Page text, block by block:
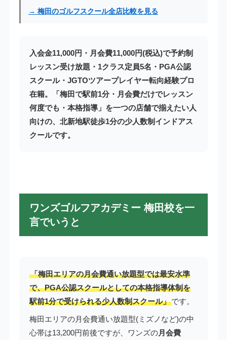
→ 梅田のゴルフスクール全店比較を見る
入会金11,000円・月会費11,000円(税込)で予約制
レッスン受け放題・1クラス定員5名・PGA公認
スクール・JGTOツアープレイヤー転向経験プロ
在籍。「梅田で駅前1分・月会費だけでレッスン
何度でも・本格指導」を一つの店舗で揃えたい人
向けの、北新地駅徒歩1分の少人数制インドアス
クールです。
ワンズゴルフアカデミー 梅田校を一
言でいうと
「梅田エリアの月会費通い放題型では最安水準
で、PGA公認スクールとしての本格指導体制を
駅前1分で受けられる少人数制スクール」です。
梅田エリアの月会費通い放題型(ミズノなど)の中
心帯は13,200円前後ですが、ワンズの月会費